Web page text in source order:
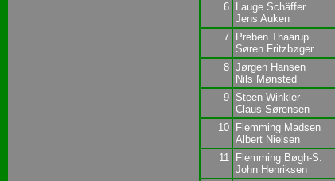
6
Lauge Schäffer
Jens Auken
7
Preben Thaarup
Søren Fritzbøger
8 Jørgen Hansen
Nils Mønsted
9 Steen Winkler
Claus Sørensen
10
Flemming Madsen
Albert Nielsen
11
Flemming Bøgh-S.
John Henriksen